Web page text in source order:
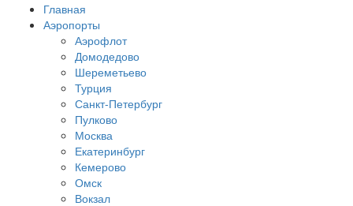
Главная
Аэропорты
Аэрофлот
Домодедово
Шереметьево
Турция
Санкт-Петербург
Пулково
Москва
Екатеринбург
Кемерово
Омск
Вокзал